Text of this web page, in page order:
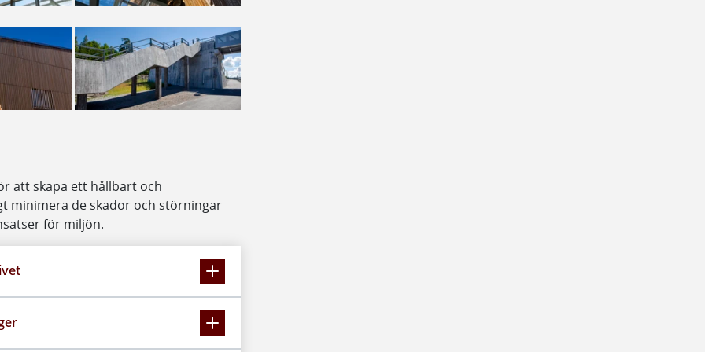
att skapa ett hållbart och
minimera de skador och störningar
för miljön.